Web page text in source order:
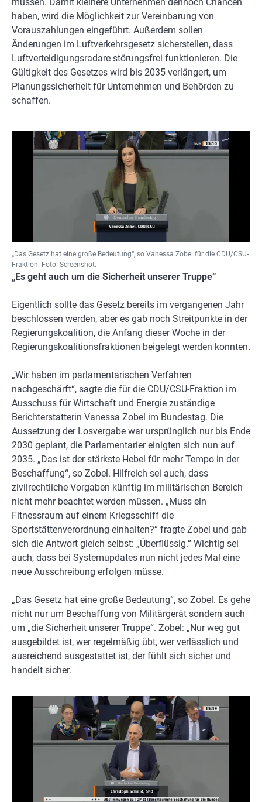
haben, wird die Möglichkeit zur Vereinbarung von
Vorauszahlungen eingeführt. Außerdem sollen
Änderungen im Luftverkehrsgesetz sicherstellen, dass
Luftverteidigungsradare störungsfrei funktionieren. Die
Gültigkeit des Gesetzes wird bis 2035 verlängert, um
Planungssicherheit für Unternehmen und Behörden zu
schaffen.
„Das Gesetz hat eine große Bedeutung“, so Vanessa Zobel für die CDU/CSU-
Fraktion. Foto: Screenshot.
„Es geht auch um die Sicherheit unserer Truppe“
Eigentlich sollte das Gesetz bereits im vergangenen Jahr
beschlossen werden, aber es gab noch Streitpunkte in der
Regierungskoalition, die Anfang dieser Woche in der
Regierungskoalitionsfraktionen beigelegt werden konnten.
„Wir haben im parlamentarischen Verfahren
nachgeschärft“, sagte die für die CDU/CSU-Fraktion im
Ausschuss für Wirtschaft und Energie zuständige
Berichterstatterin Vanessa Zobel im Bundestag. Die
Aussetzung der Losvergabe war ursprünglich nur bis Ende
2030 geplant, die Parlamentarier einigten sich nun auf
2035. „Das ist der stärkste Hebel für mehr Tempo in der
Beschaffung“, so Zobel. Hilfreich sei auch, dass
zivilrechtliche Vorgaben künftig im militärischen Bereich
nicht mehr beachtet werden müssen. „Muss ein
Fitnessraum auf einem Kriegsschiff die
Sportstättenverordnung einhalten?“ fragte Zobel und gab
sich die Antwort gleich selbst: „Überflüssig.“ Wichtig sei
auch, dass bei Systemupdates nun nicht jedes Mal eine
neue Ausschreibung erfolgen müsse.
„Das Gesetz hat eine große Bedeutung“, so Zobel. Es gehe
nicht nur um Beschaffung von Militärgerät sondern auch
um „die Sicherheit unserer Truppe“. Zobel: „Nur weg gut
ausgebildet ist, wer regelmäßig übt, wer verlässlich und
ausreichend ausgestattet ist, der fühlt sich sicher und
handelt sicher.